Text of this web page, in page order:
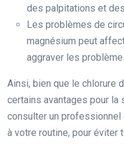
des palpitations et
Les problèmes de
magnésium peut
aggraver les
Ainsi, bien que le chlorure
certains avantages pour
consulter un professionnel
à votre routine, pour éviter